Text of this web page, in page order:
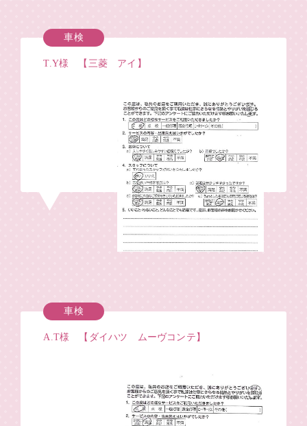
車検
T.Y様 【三菱 アイ】
車検
A.T様 【ダイハツ ムーヴコンテ】